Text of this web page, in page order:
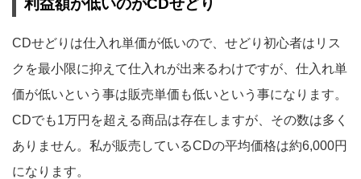
利益額が低いのがCDせどり
CDせどりは仕入れ単価が低いので、せどり初心者はリス
クを最小限に抑えて仕入れが出来るわけですが、仕入れ単
価が低いという事は販売単価も低いという事になります。
CDでも1万円を超える商品は存在しますが、その数は多く
ありません。私が販売しているCDの平均価格は約6,000円
になります。